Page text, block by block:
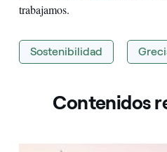
trabajamos.
Sostenibilidad
Contenidos